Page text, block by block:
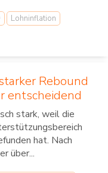
Lohninflation
Rebound
entscheidend
stark, weil die
hat. Nach
über...